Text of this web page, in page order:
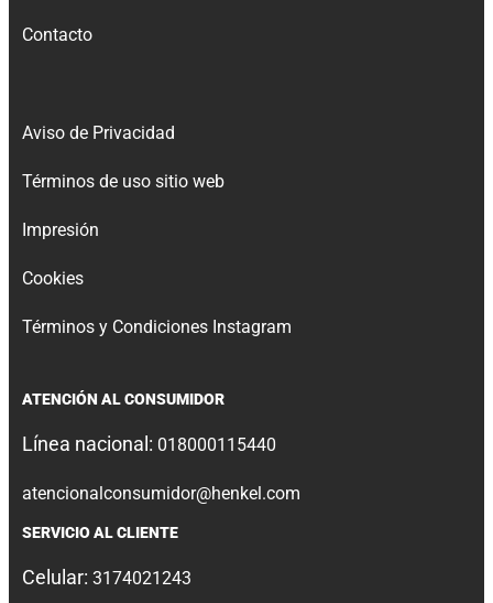
Contacto
Aviso de Privacidad
Términos de uso sitio web
Impresión
Cookies
Términos y Condiciones Instagram
ATENCIÓN AL CONSUMIDOR
Línea nacional: 018000115440
atencionalconsumidor@henkel.com
SERVICIO AL CLIENTE
Celular: 3174021243